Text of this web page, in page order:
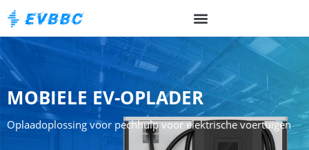
MOBIELE EV-OPLADER
Oplaadoplossing voor pechhulp voor elektrische voertuigen